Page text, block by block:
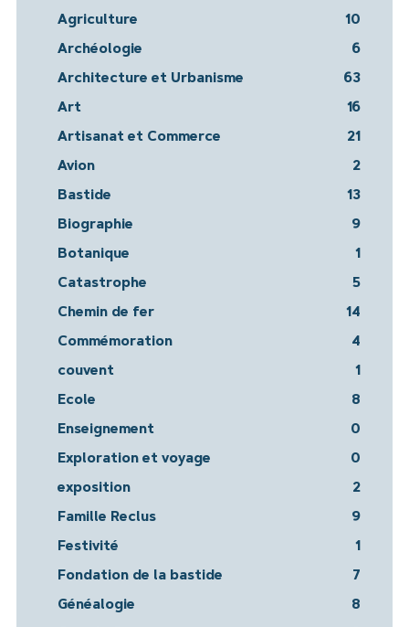
Agriculture 10
Archéologie 6
Architecture et Urbanisme 63
Art 16
Artisanat et Commerce 21
Avion 2
Bastide 13
Biographie 9
Botanique 1
Catastrophe 5
Chemin de fer 14
Commémoration 4
couvent 1
Ecole 8
Enseignement 0
Exploration et voyage 0
exposition 2
Famille Reclus 9
Festivité 1
Fondation de la bastide 7
Généalogie 8